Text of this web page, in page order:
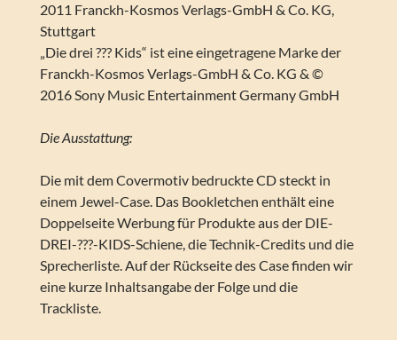
2011 Franckh-Kosmos Verlags-GmbH & Co. KG,
Stuttgart
„Die drei ??? Kids“ ist eine eingetragene Marke der
Franckh-Kosmos Verlags-GmbH & Co. KG & ©
2016 Sony Music Entertainment Germany GmbH
Die Ausstattung:
Die mit dem Covermotiv bedruckte CD steckt in
einem Jewel-Case. Das Bookletchen enthält eine
Doppelseite Werbung für Produkte aus der DIE-
DREI-???-KIDS-Schiene, die Technik-Credits und die
Sprecherliste. Auf der Rückseite des Case finden wir
eine kurze Inhaltsangabe der Folge und die
Trackliste.